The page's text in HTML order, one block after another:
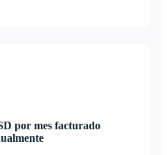
por mes facturado